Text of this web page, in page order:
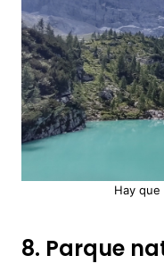
Hay
8. Parque